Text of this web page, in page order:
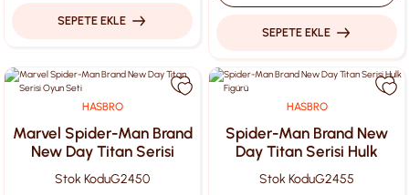
SEPETE EKLE
SEPETE EKLE
HASBRO
Marvel Spider-Man Brand
New Day Titan Serisi
Oyun Seti
Stok KoduG2450
HASBRO
Spider-Man Brand New
Day Titan Serisi Hulk
Figürü
Stok KoduG2455